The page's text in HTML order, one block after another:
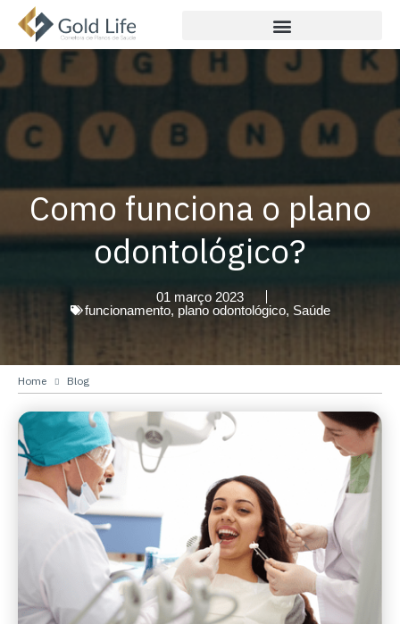
Como funciona o plano
odontológico?
01 março 2023
funcionamento, plano odontológico, Saúde
Home Blog